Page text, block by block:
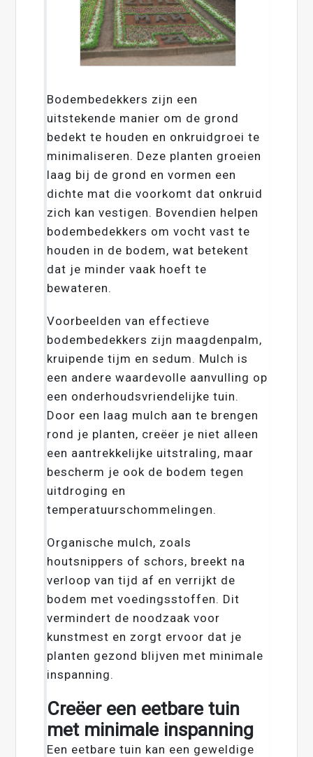
Bodembedekkers zijn een
uitstekende manier om de grond
bedekt te houden en onkruidgroei te
minimaliseren. Deze planten groeien
laag bij de grond en vormen een
dichte mat die voorkomt dat onkruid
zich kan vestigen. Bovendien helpen
bodembedekkers om vocht vast te
houden in de bodem, wat betekent
dat je minder vaak hoeft te
bewateren.
Voorbeelden van effectieve
bodembedekkers zijn maagdenpalm,
kruipende tijm en sedum. Mulch is
een andere waardevolle aanvulling op
een onderhoudsvriendelijke tuin.
Door een laag mulch aan te brengen
rond je planten, creëer je niet alleen
een aantrekkelijke uitstraling, maar
bescherm je ook de bodem tegen
uitdroging en
temperatuurschommelingen.
Organische mulch, zoals
houtsnippers of schors, breekt na
verloop van tijd af en verrijkt de
bodem met voedingsstoffen. Dit
vermindert de noodzaak voor
kunstmest en zorgt ervoor dat je
planten gezond blijven met minimale
inspanning.
Creëer een eetbare tuin
met minimale inspanning
Een eetbare tuin kan een geweldige